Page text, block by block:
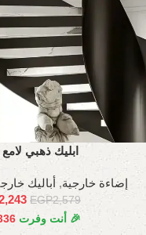
ابليك ذهبي لامع
إضاءة خارجية, أباليك
EGP2,579
🎉 أنت وفرت